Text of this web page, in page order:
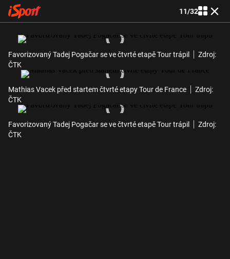
11/32
Favorizovaný Tadej Pogačar se ve čtvrté etapě Tour trápil
Zdroj:
ČTK
Mathias Vacek před startem čtvrté etapy Tour de France
Zdroj:
ČTK
Favorizovaný Tadej Pogačar se ve čtvrté etapě Tour trápil
Zdroj:
ČTK